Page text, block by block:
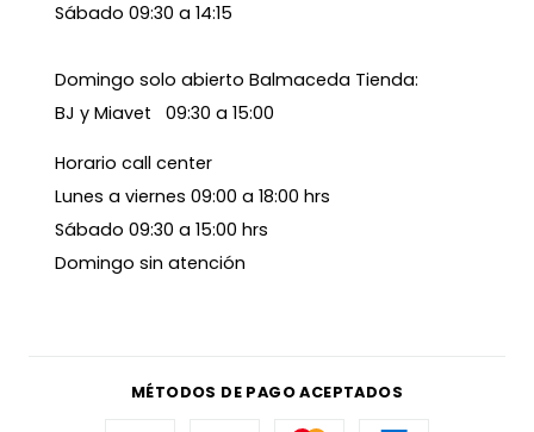
Sábado 09:30 a 14:15
Domingo solo abierto Balmaceda Tienda:
BJ y Miavet 09:30 a 15:00
Horario call center
Lunes a viernes 09:00 a 18:00 hrs
Sábado 09:30 a 15:00 hrs
Domingo sin atención
MÉTODOS DE PAGO ACEPTADOS